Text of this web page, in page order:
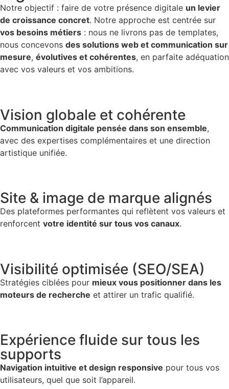
Notre objectif : faire de votre présence digitale un levier
de croissance concret. Notre approche est centrée sur
vos besoins métiers : nous ne livrons pas de templates,
nous concevons des solutions web et communication sur
mesure, évolutives et cohérentes, en parfaite adéquation
avec vos valeurs et vos ambitions.
Vision globale et cohérente
Communication digitale pensée dans son ensemble,
avec des expertises complémentaires et une direction
artistique unifiée.
Site & image de marque alignés
Des plateformes performantes qui reflètent vos valeurs et
renforcent votre identité sur tous vos canaux.
Visibilité optimisée (SEO/SEA)
Stratégies ciblées pour mieux vous positionner dans les
moteurs de recherche et attirer un trafic qualifié.
Expérience fluide sur tous les
supports
Navigation intuitive et design responsive pour tous vos
utilisateurs, quel que soit l’appareil.